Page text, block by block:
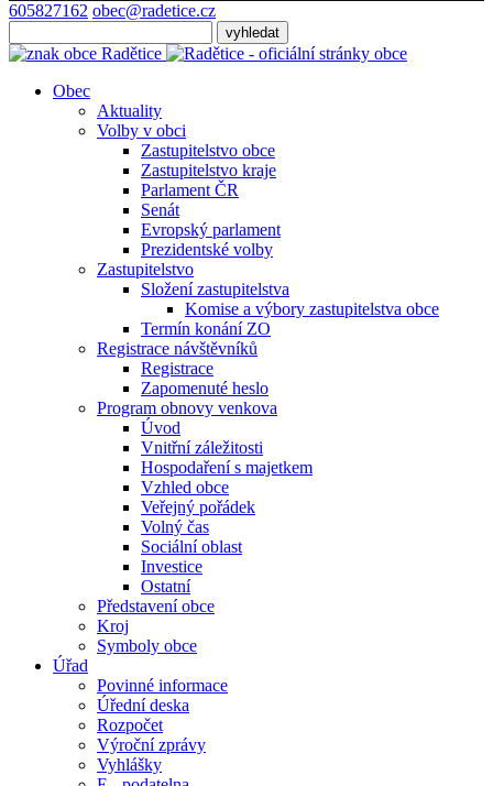
605827162 obec@radetice.cz
Obec
Aktuality
Volby v obci
Zastupitelstvo obce
Zastupitelstvo kraje
Parlament ČR
Senát
Evropský parlament
Prezidentské volby
Zastupitelstvo
Složení zastupitelstva
Komise a výbory zastupitelstva obce
Termín konání ZO
Registrace návštěvníků
Registrace
Zapomenuté heslo
Program obnovy venkova
Úvod
Vnitřní záležitosti
Hospodaření s majetkem
Vzhled obce
Veřejný pořádek
Volný čas
Sociální oblast
Investice
Ostatní
Představení obce
Kroj
Symboly obce
Úřad
Povinné informace
Úřední deska
Rozpočet
Výroční zprávy
Vyhlášky